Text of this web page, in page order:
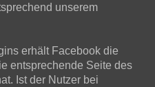
unserem
erhält Facebook die
entsprechende Seite des
Ist der Nutzer bei